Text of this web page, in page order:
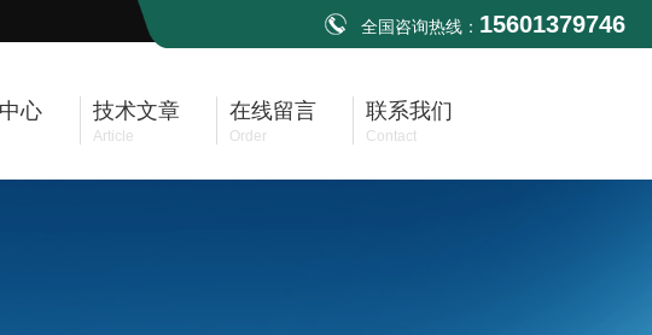
全国咨询热线： 15601379746
心 技术文章
Article
在线留言
Order
联系我们
Contact